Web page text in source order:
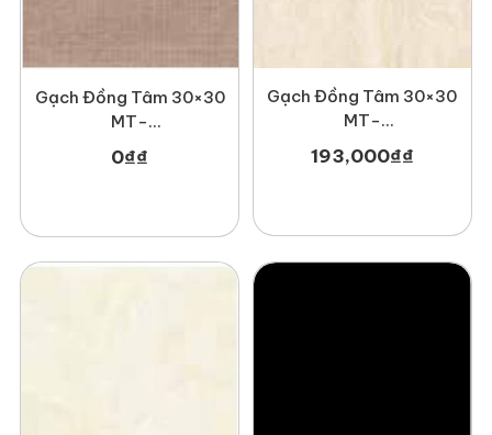
Gạch Đồng Tâm 30×30
MT-
GDT3030Mosaic002
0₫₫
Gạch Đồng Tâm 30×30
MT-
GDTDTD3030Canberra001
193,000₫₫